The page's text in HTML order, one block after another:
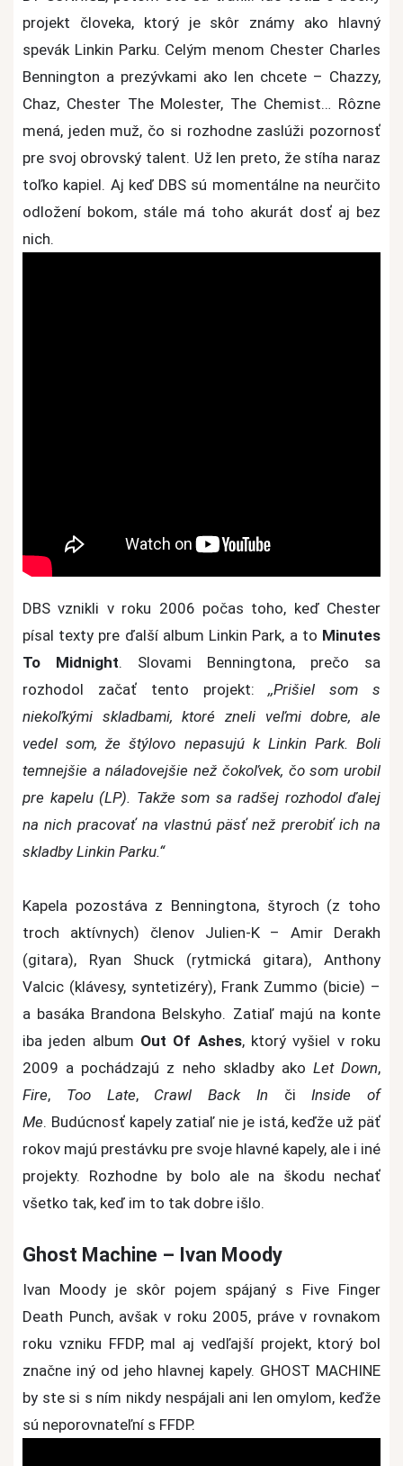
projekt človeka, ktorý je skôr známy ako hlavný
spevák Linkin Parku. Celým menom Chester Charles
Bennington a prezývkami ako len chcete – Chazzy,
Chaz, Chester The Molester, The Chemist… Rôzne
mená, jeden muž, čo si rozhodne zaslúži pozornosť
pre svoj obrovský talent. Už len preto, že stíha naraz
toľko kapiel. Aj keď DBS sú momentálne na neurčito
odložení bokom, stále má toho akurát dosť aj bez
nich.
DBS vznikli v roku 2006 počas toho, keď Chester
písal texty pre ďalší album Linkin Park, a to Minutes
To Midnight. Slovami Benningtona, prečo sa
rozhodol začať tento projekt:,,Prišiel som s
niekoľkými skladbami, ktoré zneli veľmi dobre, ale
vedel som, že štýlovo nepasujú k Linkin Park. Boli
temnejšie a náladovejšie než čokoľvek, čo som urobil
pre kapelu (LP). Takže som sa radšej rozhodol ďalej
na nich pracovať na vlastnú päsť než prerobiť ich na
skladby Linkin Parku.“
Kapela pozostáva z Benningtona, štyroch (z toho
troch aktívnych) členov Julien-K – Amir Derakh
(gitara), Ryan Shuck (rytmická gitara), Anthony
Valcic (klávesy, syntetizéry), Frank Zummo (bicie) –
a basáka Brandona Belskyho. Zatiaľ majú na konte
iba jeden album Out Of Ashes, ktorý vyšiel v roku
2009 a pochádzajú z neho skladby ako Let Down,
Fire, Too Late, Crawl Back In či
Inside of
Me. Budúcnosť kapely zatiaľ nie je istá, keďže už päť
rokov majú prestávku pre svoje hlavné kapely, ale i iné
projekty. Rozhodne by bolo ale na škodu nechať
všetko tak, keď im to tak dobre išlo.
Ghost Machine – Ivan Moody
Ivan Moody je skôr pojem spájaný s Five Finger
Death Punch, avšak v roku 2005, práve v rovnakom
roku vzniku FFDP, mal aj vedľajší projekt, ktorý bol
značne iný od jeho hlavnej kapely. GHOST MACHINE
by ste si s ním nikdy nespájali ani len omylom, keďže
sú neporovnateľní s FFDP.